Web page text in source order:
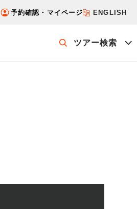
予約確認・マイページ ENGLISH
ツアー検索